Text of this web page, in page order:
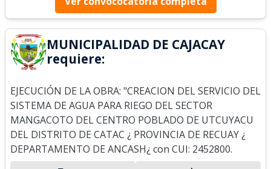
MUNICIPALIDAD DE CAJACAY
requiere:
EJECUCIÓN DE LA OBRA: "CREACION DEL SERVICIO DEL
SISTEMA DE AGUA PARA RIEGO DEL SECTOR
MANGACOTO DEL CENTRO POBLADO DE UTCUYACU
DEL DISTRITO DE CATAC ¿ PROVINCIA DE RECUAY ¿
DEPARTAMENTO DE ANCASH¿ con CUI: 2452800.